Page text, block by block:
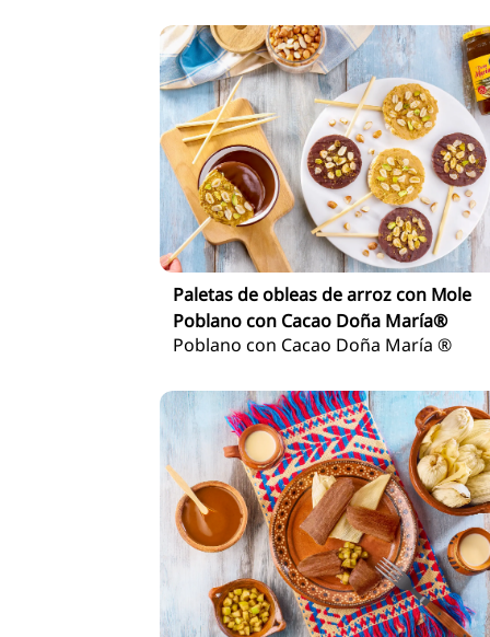
Paletas de obleas de arroz con Mole
Poblano con Cacao Doña María®
Poblano con Cacao Doña María ®